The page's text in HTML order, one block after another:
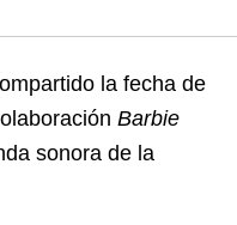
la fecha de
Barbie
sonora de la